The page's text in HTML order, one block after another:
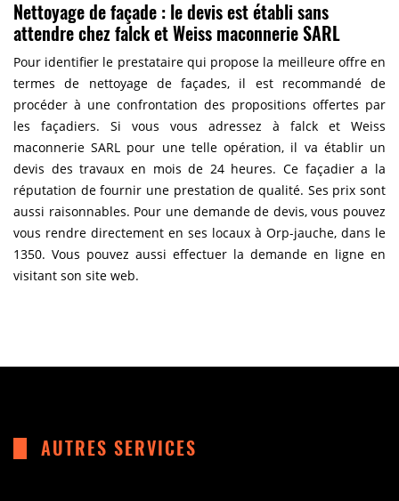
Nettoyage de façade : le devis est établi sans
attendre chez falck et Weiss maconnerie SARL
Pour identifier le prestataire qui propose la meilleure offre en
termes de nettoyage de façades, il est recommandé de
procéder à une confrontation des propositions offertes par
les façadiers. Si vous vous adressez à falck et Weiss
maconnerie SARL pour une telle opération, il va établir un
devis des travaux en mois de 24 heures. Ce façadier a la
réputation de fournir une prestation de qualité. Ses prix sont
aussi raisonnables. Pour une demande de devis, vous pouvez
vous rendre directement en ses locaux à Orp-jauche, dans le
1350. Vous pouvez aussi effectuer la demande en ligne en
visitant son site web.
AUTRES SERVICES